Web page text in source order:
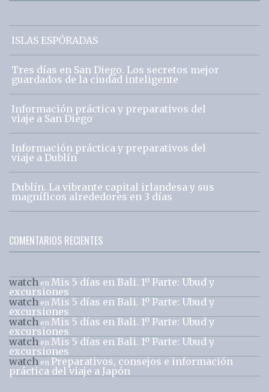
ISLAS ESPÓRADAS
Tres días en San Diego. Los secretos mejor
guardados de la ciudad inteligente
Información práctica y preparativos del
viaje a San Diego
Información práctica y preparativos del
viaje a Dublín
Dublín. La vibrante capital irlandesa y sus
magníficos alrededores en 3 días
COMENTARIOS RECIENTES
watch en Mis 5 días en Bali. 1º Parte: Ubud y
excursiones
watch en Mis 5 días en Bali. 1º Parte: Ubud y
excursiones
watch en Mis 5 días en Bali. 1º Parte: Ubud y
excursiones
watch en Mis 5 días en Bali. 1º Parte: Ubud y
excursiones
watch en Preparativos, consejos e información
práctica del viaje a Japón